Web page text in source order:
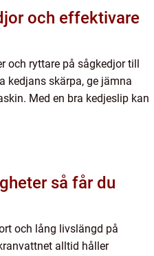
och ryttare på sågkedjor till
kedjans skärpa, ge jämna
Med en bra kedjeslip kan
får du
och lång livslängd på
alltid håller